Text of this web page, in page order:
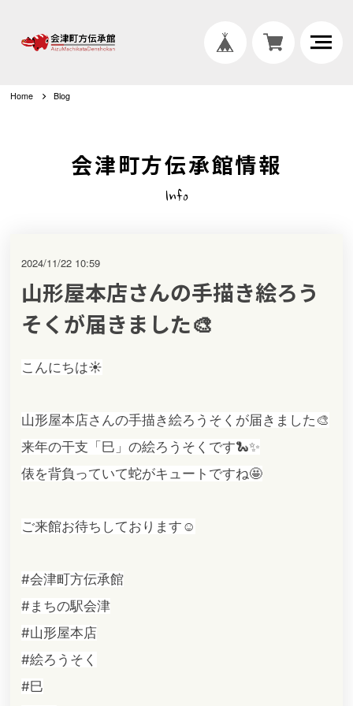
Home Blog
会津町方伝承館情報
Info
山形屋本店さんの手描き絵ろう
そくが届きました🎨
2024/11/22 10:59
こんにちは☀️
山形屋本店さんの手描き絵ろうそくが届きました🎨
来年の干支「巳」の絵ろうそくです🐍✨
俵を背負っていて蛇がキュートですね🤩
ご来館お待ちしております☺️
#会津町方伝承館
#まちの駅会津
#山形屋本店
#絵ろうそく
#巳